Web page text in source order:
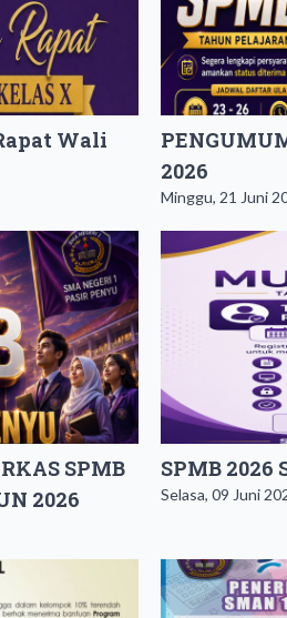
Wali
2026
Minggu, 21 Juni
SPMB
2026
SPMB 2026
Selasa, 09 Juni